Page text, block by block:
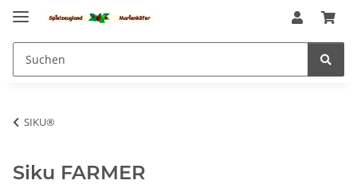
SIKU®
Siku FARMER